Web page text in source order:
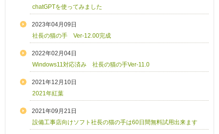
chatGPTを使ってみました
2023年04月09日
社長の猫の手 Ver-12.00完成
2022年02月04日
Windows11対応済み 社長の猫の手Ver-11.0
2021年12月10日
2021年紅葉
2021年09月21日
設備工事店向けソフト社長の猫の手は60日間無料試用出来ます